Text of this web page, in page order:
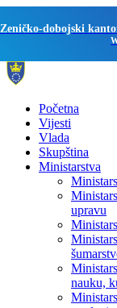
Zeničko-dobojski
Početna
Vijesti
Vlada
Skupština
Ministarstva
upravu
nauku,